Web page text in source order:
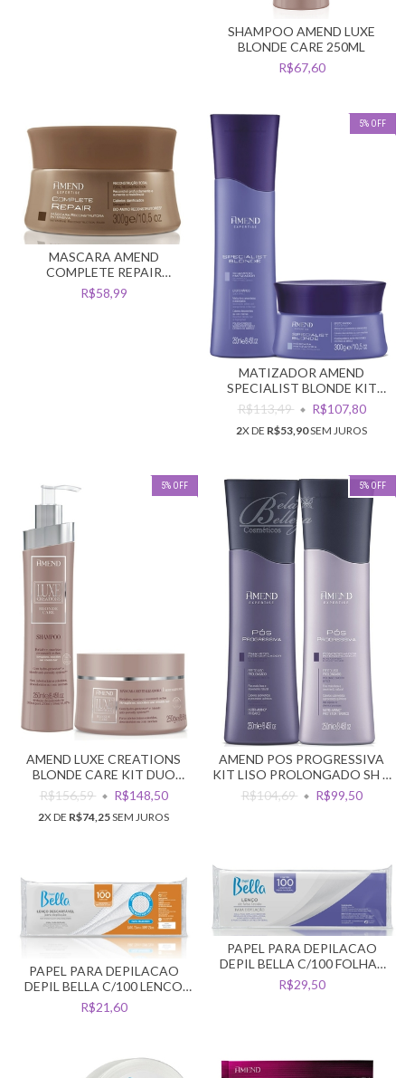
SHAMPOO AMEND LUXE
BLONDE CARE 250ML
R$67,60
MASCARA AMEND
COMPLETE REPAIR
RECONSTRUTORA INTENSA
300G
R$58,99
5% OFF
MATIZADOR AMEND
SPECIALIST BLONDE KIT
SHAMPOO E MASCARA
R$113,49 R$107,80
2X DE R$53,90SEM JUROS
5% OFF
AMEND LUXE CREATIONS
BLONDE CARE KIT DUO
REVITALIZADOR
R$156,59 R$148,50
2X DE R$74,25SEM JUROS
5% OFF
AMEND POS PROGRESSIVA
KIT LISO PROLONGADO SH +
COND
R$104,69 R$99,50
PAPEL PARA DEPILACAO
DEPIL BELLA C/100 LENCO
FURADINHO
R$21,60
PAPEL PARA DEPILACAO
DEPIL BELLA C/100 FOLHAS
FIBRA NATURAL
R$29,50